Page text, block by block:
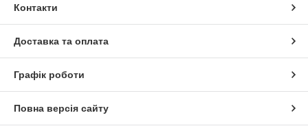
Контакти
Доставка та оплата
Графік роботи
Повна версія сайту